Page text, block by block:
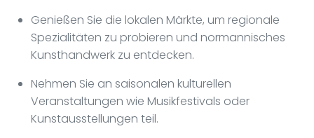
Genießen Sie die lokalen Märkte, um regionale
Spezialitäten zu probieren und normannisches
Kunsthandwerk zu entdecken.
Nehmen Sie an saisonalen kulturellen
Veranstaltungen wie Musikfestivals oder
Kunstausstellungen teil.